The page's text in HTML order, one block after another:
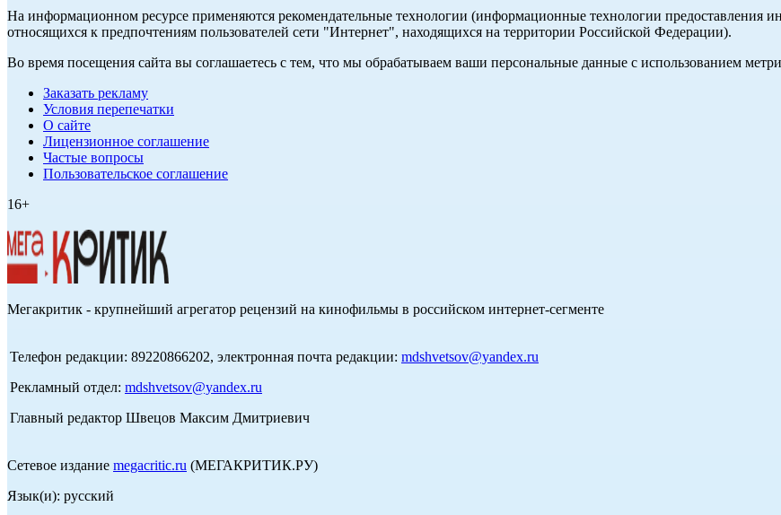
На информационном ресурсе применяются рекомендательные технологии (информационные технологии предоставления
относящихся к предпочтениям пользователей сети "Интернет", находящихся на территории Российской Федерации).
Во время посещения сайта вы соглашаетесь с тем, что мы обрабатываем ваши персональные данные с использованием
Заказать рекламу
Условия перепечатки
О сайте
Лицензионное соглашение
Частые вопросы
Пользовательское соглашение
16+
Мегакритик - крупнейший агрегатор рецензий на кинофильмы в российском интернет-сегменте
Телефон редакции: 89220866202, электронная почта редакции: mdshvetsov@yandex.ru
Рекламный отдел: mdshvetsov@yandex.ru
Главный редактор Швецов Максим Дмитриевич
Сетевое издание megacritic.ru (МЕГАКРИТИК.РУ)
Язык(и): русский